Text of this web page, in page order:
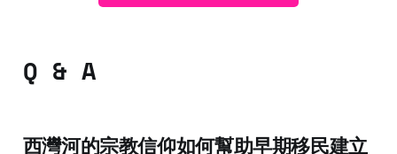
Q & A
西灣河的宗教信仰如何幫助早期移民建立